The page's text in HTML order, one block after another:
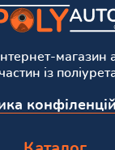
магазин
із